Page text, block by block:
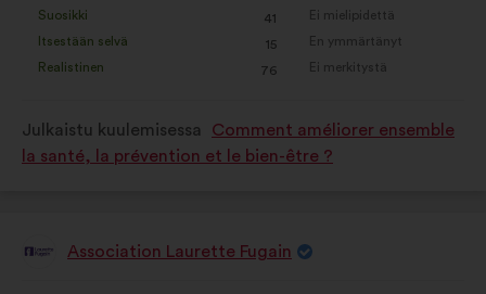
:
seuraavasti:
Suosikki
: 41
kertaa
Itsestään selvä
: 15
kertaa
Realistinen
: 76
kertaa
:
seuraavasti:
Ei mielipidettä
:kertaa
En ymmärtänyt
:kertaa
Ei merkitystä
:kertaa
Julkaistu kuulemisessa
Comment améliorer ensemble
la santé, la prévention et le bien-être ?
EhdotusAssociation Laurette Fugain